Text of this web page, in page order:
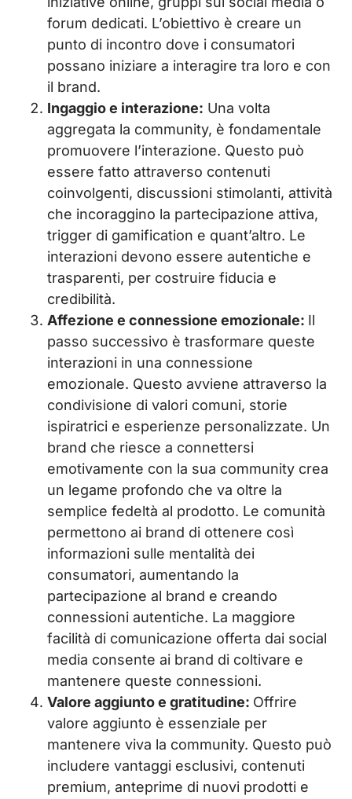
forum dedicati. L’obiettivo è creare un
punto di incontro dove i consumatori
possano iniziare a interagire tra loro e con
il brand.
Ingaggio e interazione: Una volta
aggregata la community, è fondamentale
promuovere l’interazione. Questo può
essere fatto attraverso contenuti
coinvolgenti, discussioni stimolanti, attività
che incoraggino la partecipazione attiva,
trigger di gamification e quant’altro. Le
interazioni devono essere autentiche e
trasparenti, per costruire fiducia e
credibilità.
Affezione e connessione emozionale: Il
passo successivo è trasformare queste
interazioni in una connessione
emozionale. Questo avviene attraverso la
condivisione di valori comuni, storie
ispiratrici e esperienze personalizzate. Un
brand che riesce a connettersi
emotivamente con la sua community crea
un legame profondo che va oltre la
semplice fedeltà al prodotto. Le comunità
permettono ai brand di ottenere così
informazioni sulle mentalità dei
consumatori, aumentando la
partecipazione al brand e creando
connessioni autentiche. La maggiore
facilità di comunicazione offerta dai social
media consente ai brand di coltivare e
mantenere queste connessioni.
Valore aggiunto e gratitudine: Offrire
valore aggiunto è essenziale per
mantenere viva la community. Questo può
includere vantaggi esclusivi, contenuti
premium, anteprime di nuovi prodotti e